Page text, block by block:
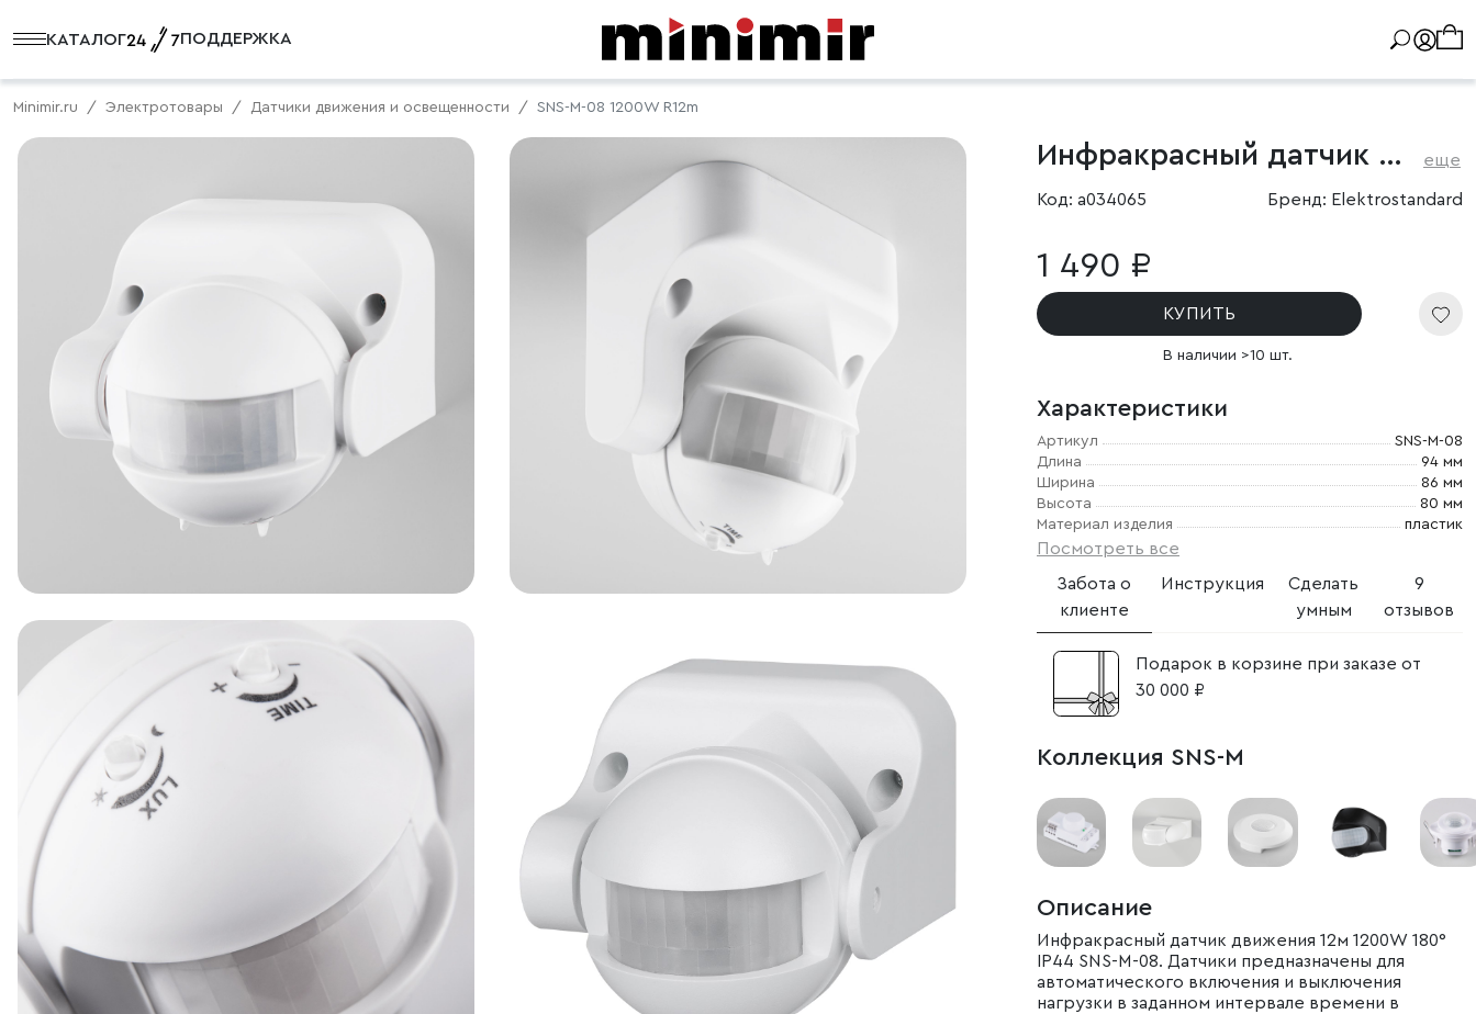
КАТАЛОГ ПОДДЕРЖКА
Minimir.ru Электротовары Датчики движения и освещенности SNS-M-08 1200W R12m
Инфракрасный датчик движения 12м 1200W 180° IP44 еще
Код: a034065 Бренд: Elektrostandard
1 490 ₽
КУПИТЬ
В наличии >10 шт.
Характеристики
Артикул
SNS-M-08
Длина
94 мм
Ширина
86 мм
Высота
80 мм
Материал изделия
пластик
Посмотреть все
Забота о
клиенте
Инструкция
Сделать
умным
9
отзывов
Подарок в корзине при заказе от
30 000 ₽
Коллекция SNS-M
Описание
Инфракрасный датчик движения 12м 1200W 180°
IP44 SNS-M-08. Датчики предназначены для
автоматического включения и выключения
нагрузки в заданном интервале времени в